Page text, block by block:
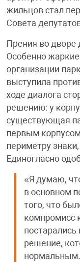
жильцов стал
Совета
Прения во дворе
Особенно
организации
выступила
ходе диалога
решению: у
существующая
первым
периметру
Единогласно
«Я думаю,
в основном
того, что
компромисс
постарались
решение,